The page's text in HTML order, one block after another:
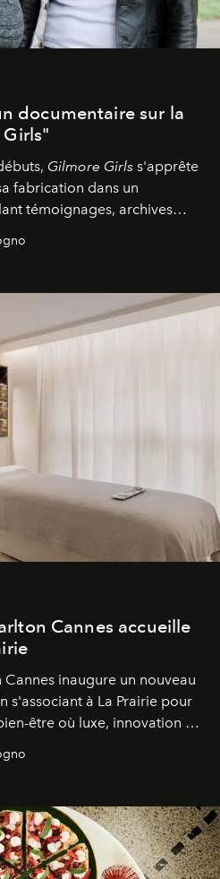
documentaire sur la
Gilmore Girls s'apprête
fabrication dans un
témoignages, archives
coulisses d'un phénomène
Cannes accueille
inaugure un nouveau
s'associant à La Prairie pour
être où luxe, innovation et